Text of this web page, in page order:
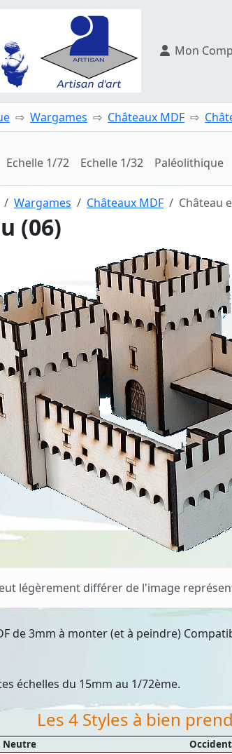
Mon
Wargames Châteaux MDF
Echelle 1/72 Echelle 1/32 Paléolithique
Wargames Châteaux MDF Château
(06)
légèrement différer de l'image
de 3mm à monter (et à peindre)
échelles du 15mm au 1/72ème.
Les 4 Styles à bien
Neutre